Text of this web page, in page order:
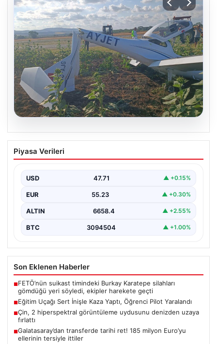
Eğitim Uçağı Sert İnişle Kaza Yaptı,
Öğrenci Pilot Yaralandı
yakınlarında gerçekleştirilen eğitim uçuşu sırasında
beklenmedik bir kaza yaşandı.…
Piyasa Verileri
USD 47.71 ▲ +0.15%
EUR 55.23 ▲ +0.30%
ALTIN 6658.4 ▲ +2.55%
BTC 3094504 ▲ +1.00%
Son Eklenen Haberler
■FETÖ’nün suikast timindeki Burkay Karatepe silahları
gömdüğü yeri söyledi, ekipler harekete geçti
■Eğitim Uçağı Sert İnişle Kaza Yaptı, Öğrenci Pilot Yaralandı
■Çin, 2 hiperspektral görüntüleme uydusunu denizden uzaya
fırlattı
■Galatasaray’dan transferde tarihi ret! 185 milyon Euro’yu
ellerinin tersiyle ittiler